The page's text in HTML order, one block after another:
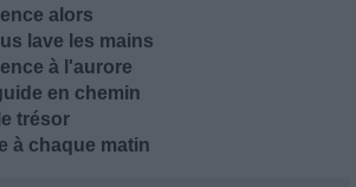
alors
lave les mains
à l'aurore
en chemin
trésor
à chaque matin